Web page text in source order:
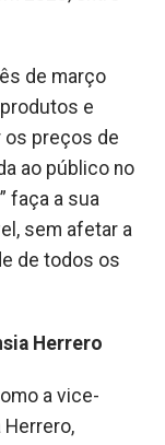
de março
e
os preços de
ao público no
faça a sua
sem afetar a
de todos os
Herrero
a vice-